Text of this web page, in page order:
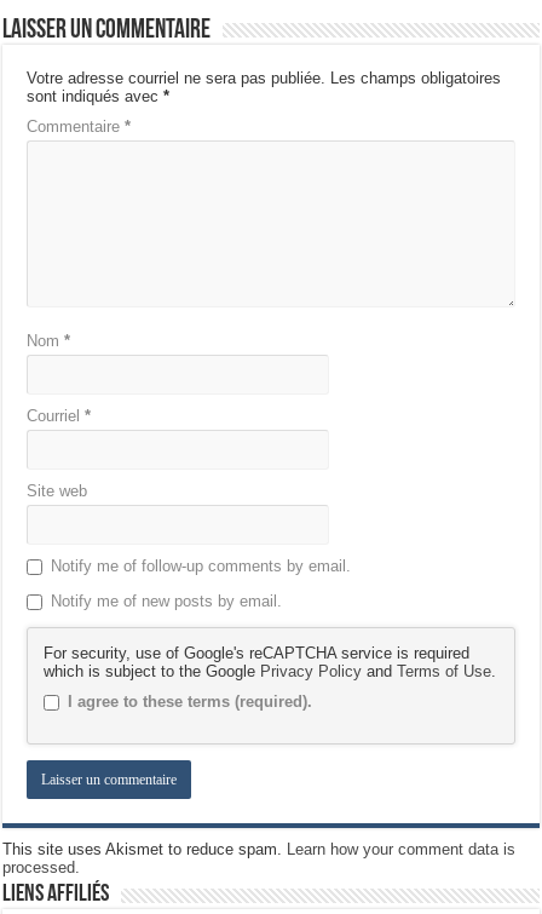
Laisser un commentaire
Votre adresse courriel ne sera pas publiée. Les champs obligatoires
sont indiqués avec*
Commentaire*
Nom*
Courriel*
Site web
Notify me of follow-up comments by email.
Notify me of new posts by email.
For security, use of Google's reCAPTCHA service is required
which is subject to the Google Privacy Policy andTerms of Use.
I agree to these terms (required).
This site uses Akismet to reduce spam. Learn how your comment data is
processed.
Liens Affiliés